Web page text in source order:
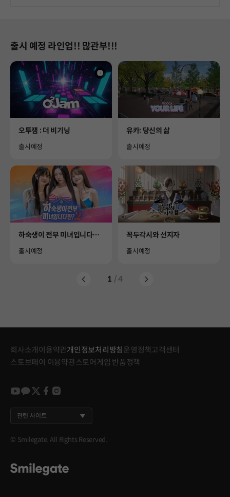
출시 예정 라인업!! 많관부!!!
Product
오투잼 : 더 비기닝
Availability
출시예정
Product
유카: 당신의 삶
Availability
출시예정
Product
하숙생이 전부 미녀입니다만?
Availability
출시예정
Product
꼭두각시와 선지자
Availability
출시예정
1 / 4
회사소개 이용약관개인정보처리방침 운영정책고객센터
스토브페이 이용약관스토어게임 반품정책
youtube
kakao
twitter
facebook
instagram
관련 사이트
© Smilegate. All Rights Reserved.